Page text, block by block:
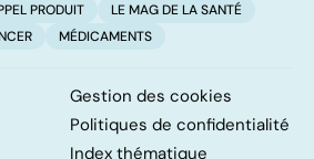
PRODUIT
LE MAG DE LA SANTÉ
MÉDICAMENTS
Gestion des cookies
Politiques de confidentialité
Index thématique